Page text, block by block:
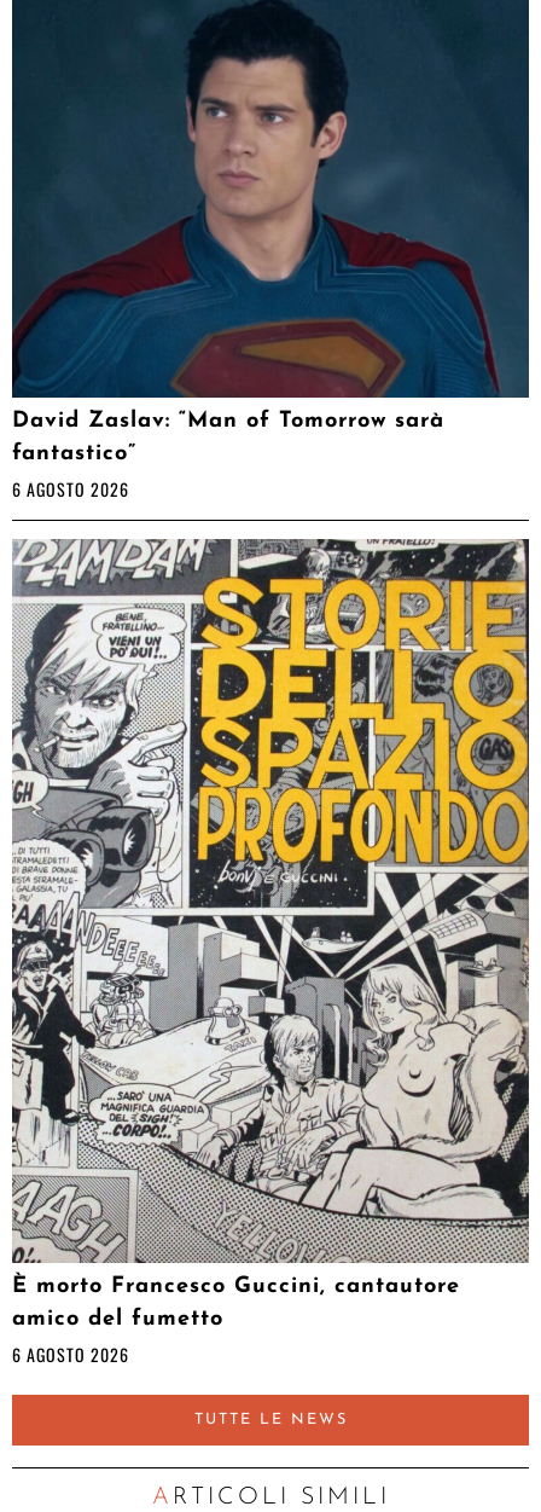
David Zaslav: “Man of Tomorrow sarà
fantastico”
6 AGOSTO 2026
È morto Francesco Guccini, cantautore
amico del fumetto
6 AGOSTO 2026
TUTTE LE NEWS
ARTICOLI SIMILI